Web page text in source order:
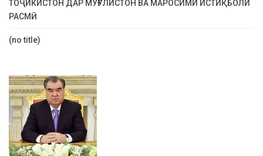
ТОҶИКИСТОН ДАР МУҒУЛИСТОН ВА МАРОСИМИ ИСТИҚБОЛИ
РАСМӢ
(no title)